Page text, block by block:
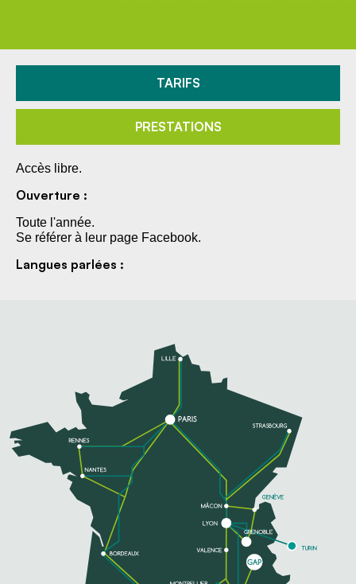
TARIFS
PRESTATIONS
Accès libre.
Ouverture :
Toute l'année.
Se référer à leur page Facebook.
Langues parlées :